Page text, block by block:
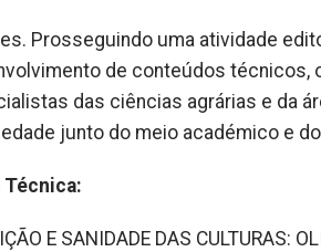
Prosseguindo uma atividade
de conteúdos técnicos,
das ciências agrárias e da
junto do meio académico e
Técnica:
E SANIDADE DAS CULTURAS: